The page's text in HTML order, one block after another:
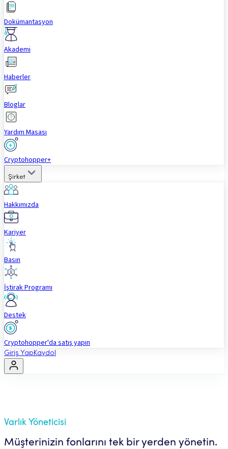
Dokümantasyon
Akademi
Haberler
Bloglar
Yardım Masası
Cryptohopper+
Şirket
Hakkımızda
Kariyer
Basın
İştirak Programı
Destek
Cryptohopper'da satış yapın
Giriş Yap Kaydol
Varlık Yöneticisi
Müşterinizin fonlarını tek bir yerden yönetin.